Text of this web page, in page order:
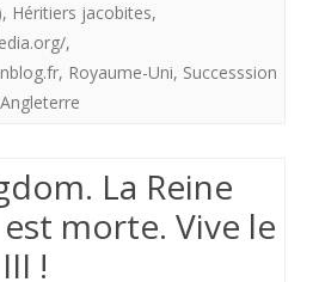
, Héritiers jacobites,
,
, Royaume-Uni, Successsion
La Reine
morte. Vive le
!